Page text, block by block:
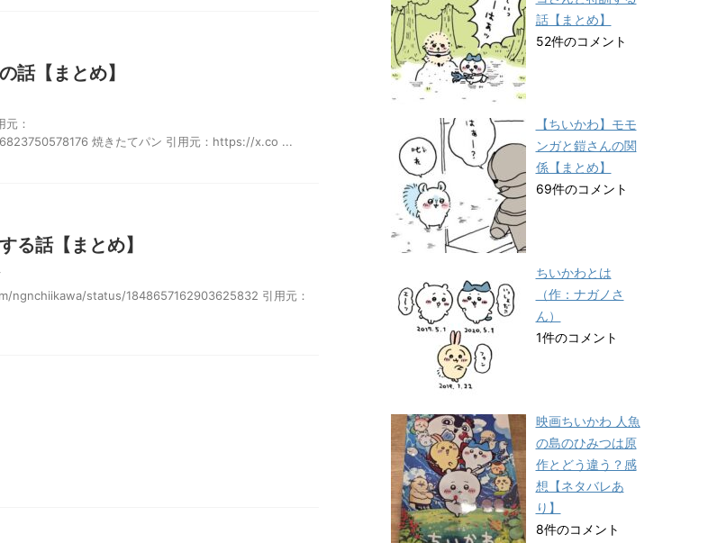
話【まとめ】
：
焼きたてパン 引用元：https://x.co ...
る話【まとめ】
ngnchiikawa/status/1848657162903625832 引用元：
話【まとめ】
52件のコメント
【ちいかわ】モモ
ンガと鎧さんの関
係【まとめ】
69件のコメント
ちいかわとは
（作：ナガノさ
ん）
1件のコメント
映画ちいかわ 人魚
の島のひみつは原
作とどう違う？感
想【ネタバレあ
り】
8件のコメント